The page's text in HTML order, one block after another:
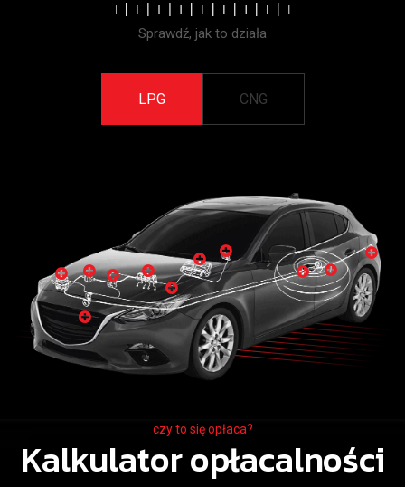
Sprawdź, jak to działa
LPG CNG
czy to się opłaca?
Kalkulator opłacalności